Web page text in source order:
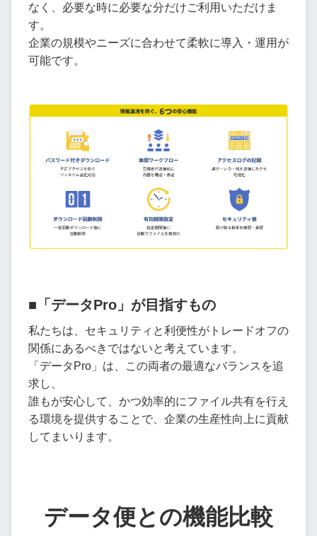
なく、必要な時に必要な分だけご利用いただけま
す。
企業の規模やニーズに合わせて柔軟に導入・運用が
可能です。
■「データPro」が目指すもの
私たちは、セキュリティと利便性がトレードオフの
関係にあるべきではないと考えています。
「データPro」は、この両者の最適なバランスを追
求し、
誰もが安心して、かつ効率的にファイル共有を行え
る環境を提供することで、企業の生産性向上に貢献
してまいります。
データ便との機能比較